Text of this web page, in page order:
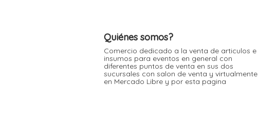
Quiénes somos?
Comercio dedicado a la venta de articulos e
insumos para eventos en general con
diferentes puntos de venta en sus dos
sucursales con salon de venta y virtualmente
en Mercado Libre y por esta pagina